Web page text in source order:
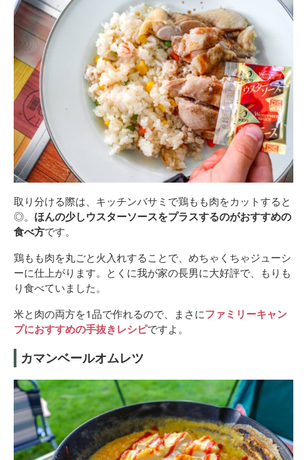
取り分ける際は、キッチンバサミで鶏もも肉をカットすると
◎。 ほんの少しウスターソースをプラスするのがおすすめの
食べ方です。
鶏もも肉を丸ごと火入れすることで、めちゃくちゃジューシ
ーに仕上がります。とくに我が家の長男に大好評で、もりも
り食べていました。
米と肉の両方を1品で作れるので、まさにファミリーキャン
プにおすすめの手抜きレシピですよ。
カマンベールオムレツ